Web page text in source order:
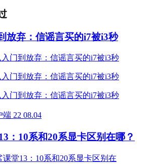
放弃：信谣言买的i7被i3秒
端 22 08.04
：10系和20系显卡区别在哪？